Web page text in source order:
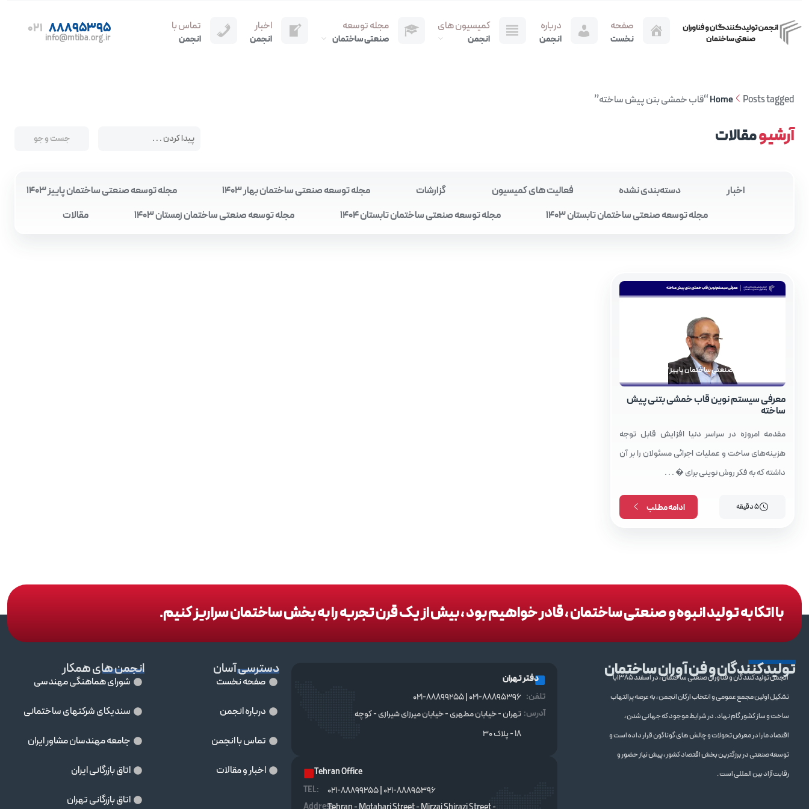
صفحه
نخست
درباره
انجمن
کمیسیون های
انجمن
مجله توسعه
صنعتی ساختمان
اخبار
انجمن
تماس با
انجمن
021 88895395
info@mtiba.org.ir
Home Posts tagged “قاب خمشی بتن پیش‌ ساخته”
آرشیومقالات
اخبار دسته‌بندی نشده فعالیت های کمیسیون گزارشات مجله توسعه صنعتی ساختمان بهار 1403
مجله توسعه صنعتی ساختمان پاییز 1403
مجله توسعه صنعتی ساختمان تابستان 1403
مجله توسعه صنعتی ساختمان تابستان 1404 مجله توسعه صنعتی ساختمان زمستان 1403 مقالات
مجله توسعه صنعتی ساختمان پاییز 1403
معرفی سیستم نوین قاب خمشی بتنی پیش‌
ساخته
مقدمه امروزه در سراسر دنيا افزايش قابل توجه
هزینه‌های ساخت و عمليات اجرائی مسئولان را بر آن
داشته که به فکر روش نوينی برای � . . .
5 دقیقه ادامه مطلب
با اتکا به تولید انبوه و صنعتی ساختمان ، قادر خواهیم بود ، بیش از یک قرن تجربه را به بخش ساختمان سراریز کنیم.
تولیدکنندگان و فن آوران ساختمان
انجمن تولیدکنندگان و فنآوران صنعتی ساختمان ، در اسفند 1385با
تشکیل اولین مجمع عمومی و انتخاب ارکان انجمن ، به عرصه پرالتهاب
ساخت و ساز کشور گام نهاد . در شرایط موجود که جهانی شدن ،
اقتصاد ما را در معرض تحولات و چالش های گوناگون قرار داده است و
توسعه صنعتی در برزگترین بخش اقتصاد کشور ، پیش نیاز حضور و
رقابت آزاد بین المللی است .
دفتر تهران
تلفن: 021-88895396 | 021-88899255
آدرس: تهران - خیابان مطهری - خیابان میرزای شیرازی - کوچه
۱۸ - پلاک ۳۰
Tehran Office
TEL :
021-88895396 | 021-88899255
دسترسی آسان
صفحه نخست
درباره انجمن
تماس با انجمن
اخبار و مقالات
انجمن های همکار
شورای هماهنگی مهندسی
سندیکای شرکتهای ساختمانی
جامعه مهندسان مشاور ايران
اتاق بازرگانی ایران
اتاق بازرگانی تهران